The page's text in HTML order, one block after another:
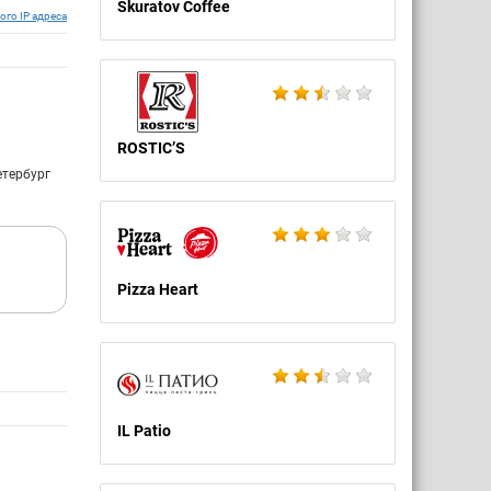
Skuratov Coffee
ROSTIC’S
Pizza Heart
IL Patio
том
IP адреса